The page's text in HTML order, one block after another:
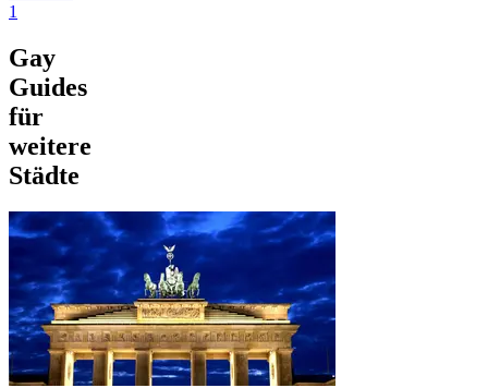
1
Gay
Guides
für
weitere
Städte